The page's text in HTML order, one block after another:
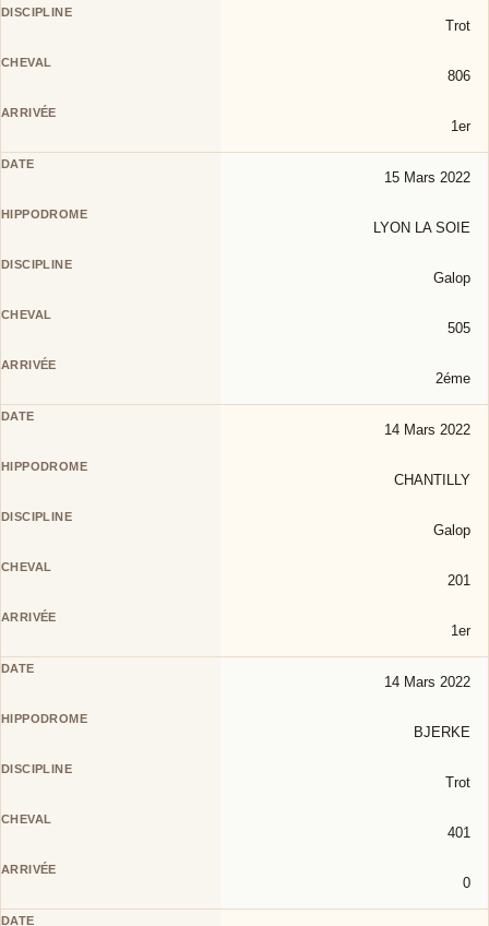
Trot
806
1er
15 Mars 2022
LYON LA SOIE
Galop
505
2éme
14 Mars 2022
CHANTILLY
Galop
201
1er
14 Mars 2022
BJERKE
Trot
401
0